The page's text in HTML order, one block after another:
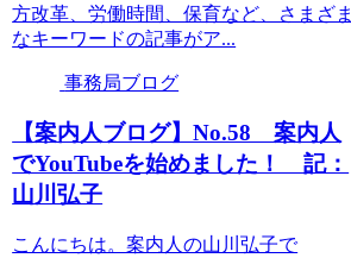
方改革、労働時間、保育など、さまざま
なキーワードの記事がア...
事務局ブログ
【案内人ブログ】No.58 案内人
でYouTubeを始めました！ 記：
山川弘子
こんにちは。案内人の山川弘子で